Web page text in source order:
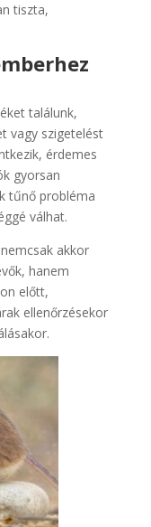
tiszta,
találunk,
vagy szigetelést
érdemes
gyorsan
tűnő probléma
válhat.
akkor
hanem
előtt,
ellenőrzésekor